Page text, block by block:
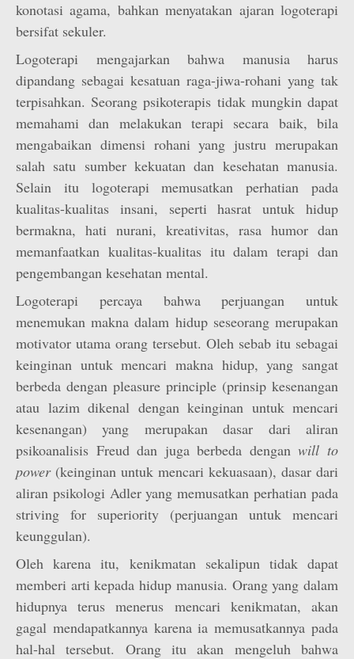
konotasi agama, bahkan menyatakan ajaran logoterapi
bersifat sekuler.
Logoterapi mengajarkan bahwa manusia harus
dipandang sebagai kesatuan raga-jiwa-rohani yang tak
terpisahkan. Seorang psikoterapis tidak mungkin dapat
memahami dan melakukan terapi secara baik, bila
mengabaikan dimensi rohani yang justru merupakan
salah satu sumber kekuatan dan kesehatan manusia.
Selain itu logoterapi memusatkan perhatian pada
kualitas-kualitas insani, seperti hasrat untuk hidup
bermakna, hati nurani, kreativitas, rasa humor dan
memanfaatkan kualitas-kualitas itu dalam terapi dan
pengembangan kesehatan mental.
Logoterapi percaya bahwa perjuangan untuk
menemukan makna dalam hidup seseorang merupakan
motivator utama orang tersebut. Oleh sebab itu sebagai
keinginan untuk mencari makna hidup, yang sangat
berbeda dengan pleasure principle (prinsip kesenangan
atau lazim dikenal dengan keinginan untuk mencari
kesenangan) yang merupakan dasar dari aliran
psikoanalisis Freud dan juga berbeda denganwill to
power(keinginan untuk mencari kekuasaan), dasar dari
aliran psikologi Adler yang memusatkan perhatian pada
striving for superiority (perjuangan untuk mencari
keunggulan).
Oleh karena itu, kenikmatan sekalipun tidak dapat
memberi arti kepada hidup manusia. Orang yang dalam
hidupnya terus menerus mencari kenikmatan, akan
gagal mendapatkannya karena ia memusatkannya pada
hal-hal tersebut. Orang itu akan mengeluh bahwa